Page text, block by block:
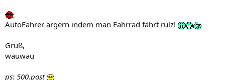
AutoFahrer ärgern indem man Fahrrad fährt rulz!
Gruß,
wauwau
ps: 500.post